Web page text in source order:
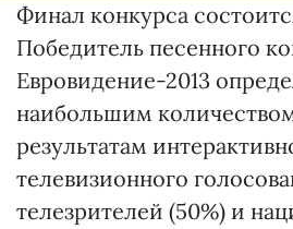
Финал конкурса
Победитель песенного
Евровидение-2013
наибольшим
результатам
телевизионного
телезрителей (50%) и